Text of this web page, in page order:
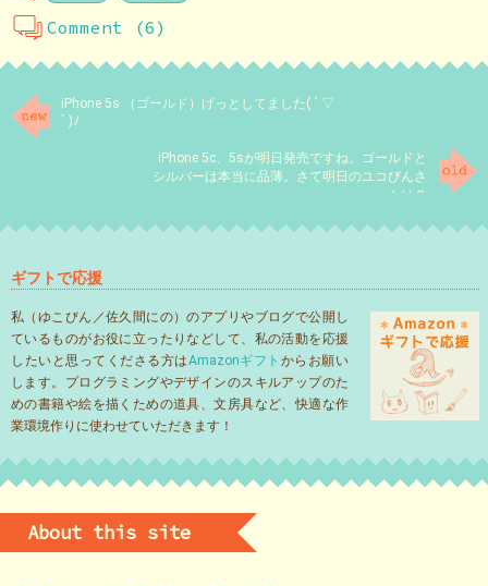
Comment (6)
iPhone 5s （ゴールド）げっとしてました( ´ ▽
` )ﾉ
iPhone 5c、5sが明日発売ですね。ゴールドと
シルバーは本当に品薄。さて明日のユコびんさ
んは？
ギフトで応援
私（ゆこびん／佐久間にの）のアプリやブログで公開し
ているものがお役に立ったりなどして、私の活動を応援
したいと思ってくださる方はAmazonギフト からお願い
します。プログラミングやデザインのスキルアップのた
めの書籍や絵を描くための道具、文房具など、快適な作
業環境作りに使わせていただきます！
About this site